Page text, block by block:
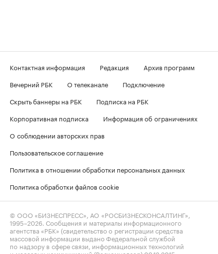
Контактная информация Редакция
Архив программ
Вечерний РБК
О телеканале
Подключение
Скрыть баннеры на РБК
Подписка на РБК
Корпоративная подписка
Информация об ограничениях
О соблюдении авторских прав
Пользовательское соглашение
Политика в отношении обработки персональных данных
Политика обработки файлов cookie
© ООО «БИЗНЕСПРЕСС», АО «РОСБИЗНЕСКОНСАЛТИНГ»,
1995–2026 . Сообщения и материалы информационного
агентства «РБК» (свидетельство о регистрации средства
массовой информации выдано Федеральной службой
по надзору в сфере связи, информационных технологий